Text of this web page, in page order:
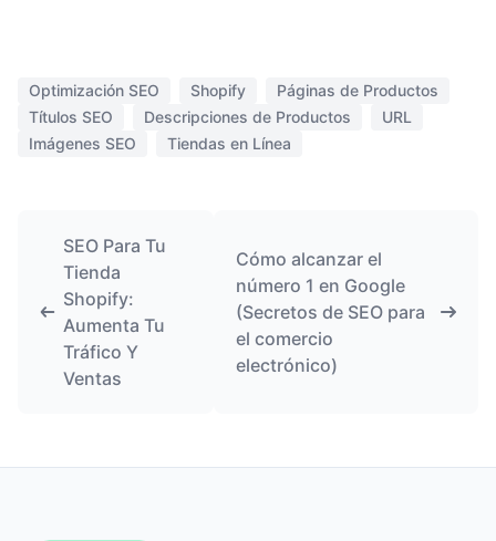
Optimización SEO Shopify
Páginas de Productos
Títulos SEO
Descripciones de Productos
URL
Imágenes SEO
Tiendas en Línea
SEO Para Tu
Tienda
Shopify:
Aumenta Tu
Tráfico Y
Ventas
Cómo alcanzar el
número 1 en Google
(Secretos de SEO para
el comercio
electrónico)